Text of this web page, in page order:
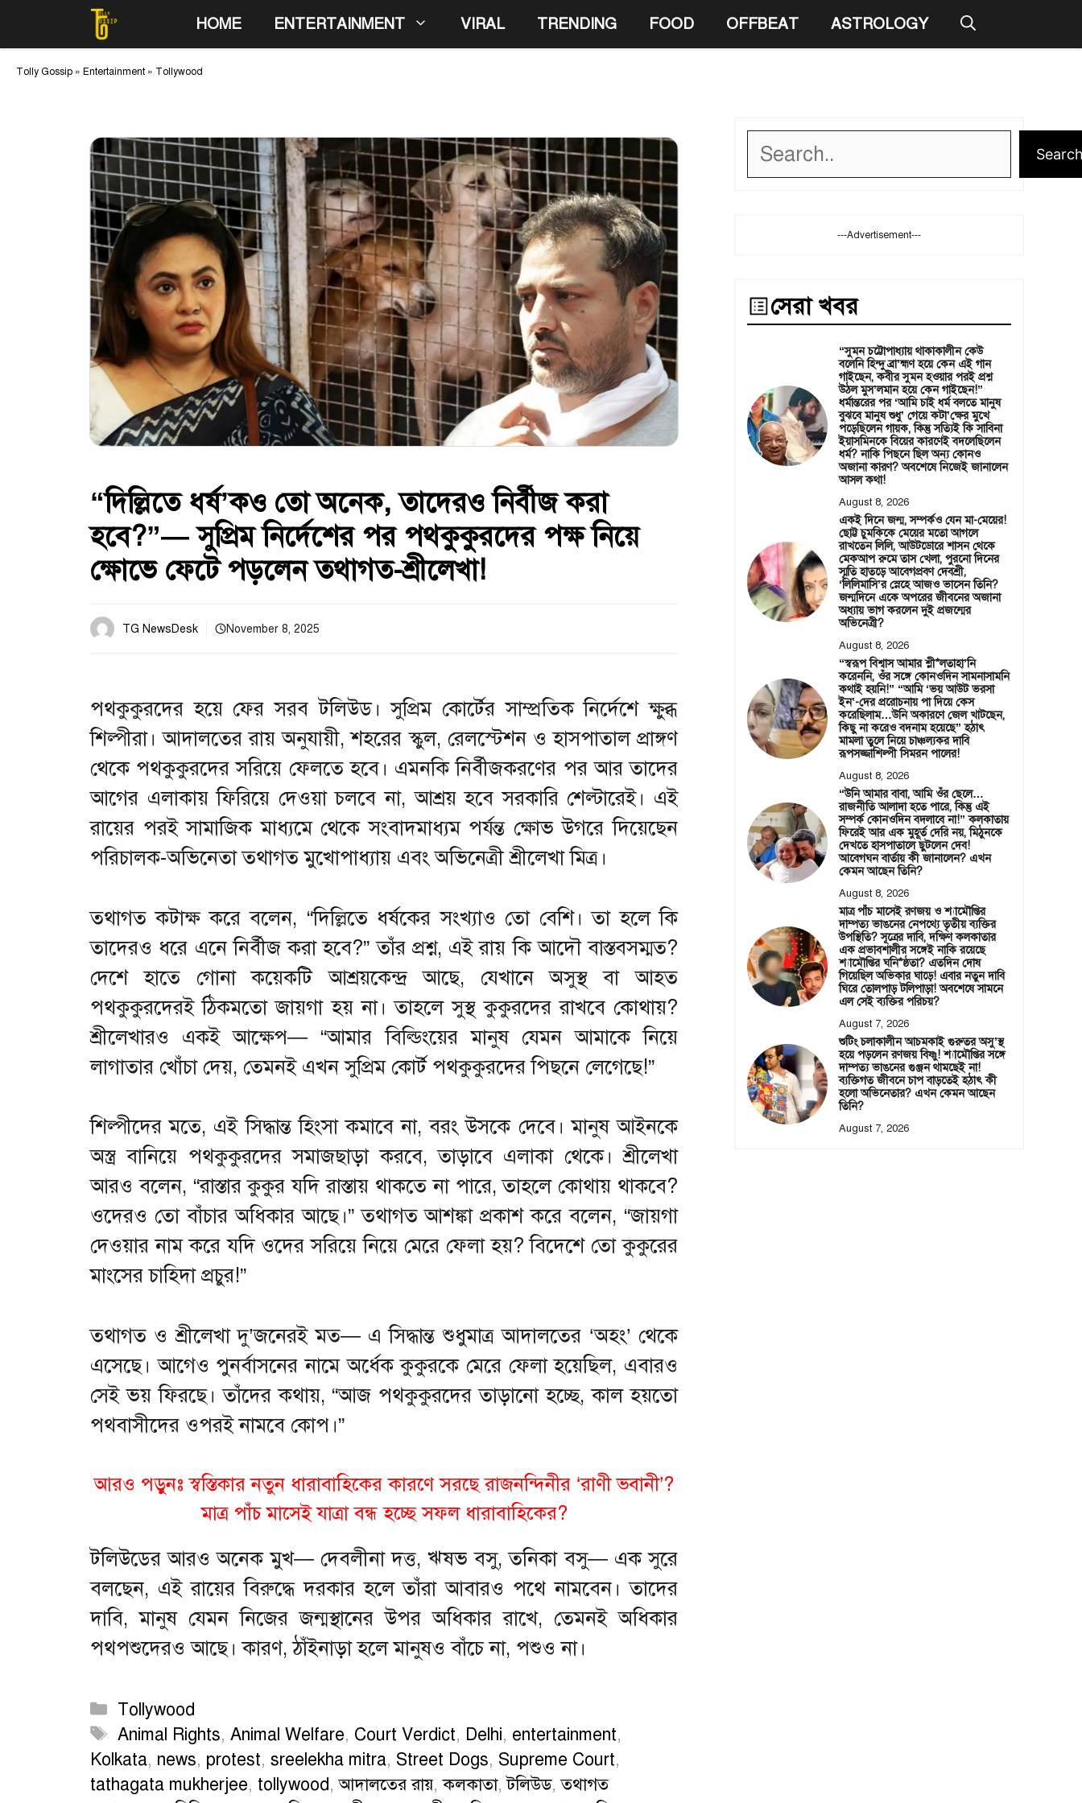
to
content
HOME ENTERTAINMENT VIRAL TRENDING FOOD OFFBEAT ASTROLOGY
Tolly Gossip » Entertainment » Tollywood
“দিল্লিতে ধর্ষ’কও তো অনেক, তাদেরও নির্বীজ করা
হবে?”— সুপ্রিম নির্দেশের পর পথকুকুরদের পক্ষ নিয়ে
ক্ষোভে ফেটে পড়লেন তথাগত-শ্রীলেখা!
TG NewsDesk November 8, 2025
পথকুকুরদের হয়ে ফের সরব টলিউড। সুপ্রিম কোর্টের সাম্প্রতিক নির্দেশে ক্ষুব্ধ
শিল্পীরা। আদালতের রায় অনুযায়ী, শহরের স্কুল, রেলস্টেশন ও হাসপাতাল প্রাঙ্গণ
থেকে পথকুকুরদের সরিয়ে ফেলতে হবে। এমনকি নির্বীজকরণের পর আর তাদের
আগের এলাকায় ফিরিয়ে দেওয়া চলবে না, আশ্রয় হবে সরকারি শেল্টারেই। এই
রায়ের পরই সামাজিক মাধ্যমে থেকে সংবাদমাধ্যম পর্যন্ত ক্ষোভ উগরে দিয়েছেন
পরিচালক-অভিনেতা তথাগত মুখোপাধ্যায় এবং অভিনেত্রী শ্রীলেখা মিত্র।
তথাগত কটাক্ষ করে বলেন, “দিল্লিতে ধর্ষকের সংখ্যাও তো বেশি। তা হলে কি
তাদেরও ধরে এনে নির্বীজ করা হবে?” তাঁর প্রশ্ন, এই রায় কি আদৌ বাস্তবসম্মত?
দেশে হাতে গোনা কয়েকটি আশ্রয়কেন্দ্র আছে, যেখানে অসুস্থ বা আহত
পথকুকুরদেরই ঠিকমতো জায়গা হয় না। তাহলে সুস্থ কুকুরদের রাখবে কোথায়?
শ্রীলেখারও একই আক্ষেপ— “আমার বিল্ডিংয়ের মানুষ যেমন আমাকে নিয়ে
লাগাতার খোঁচা দেয়, তেমনই এখন সুপ্রিম কোর্ট পথকুকুরদের পিছনে লেগেছে!”
শিল্পীদের মতে, এই সিদ্ধান্ত হিংসা কমাবে না, বরং উসকে দেবে। মানুষ আইনকে
অস্ত্র বানিয়ে পথকুকুরদের সমাজছাড়া করবে, তাড়াবে এলাকা থেকে। শ্রীলেখা
আরও বলেন, “রাস্তার কুকুর যদি রাস্তায় থাকতে না পারে, তাহলে কোথায় থাকবে?
ওদেরও তো বাঁচার অধিকার আছে।” তথাগত আশঙ্কা প্রকাশ করে বলেন, “জায়গা
দেওয়ার নাম করে যদি ওদের সরিয়ে নিয়ে মেরে ফেলা হয়? বিদেশে তো কুকুরের
মাংসের চাহিদা প্রচুর!”
তথাগত ও শ্রীলেখা দু’জনেরই মত— এ সিদ্ধান্ত শুধুমাত্র আদালতের ‘অহং’ থেকে
এসেছে। আগেও পুনর্বাসনের নামে অর্ধেক কুকুরকে মেরে ফেলা হয়েছিল, এবারও
সেই ভয় ফিরছে। তাঁদের কথায়, “আজ পথকুকুরদের তাড়ানো হচ্ছে, কাল হয়তো
পথবাসীদের ওপরই নামবে কোপ।”
আরও পড়ুনঃ স্বস্তিকার নতুন ধারাবাহিকের কারণে সরছে রাজনন্দিনীর ‘রাণী ভবানী’?
মাত্র পাঁচ মাসেই যাত্রা বন্ধ হচ্ছে সফল ধারাবাহিকের?
টলিউডের আরও অনেক মুখ— দেবলীনা দত্ত, ঋষভ বসু, তনিকা বসু— এক সুরে
বলছেন, এই রায়ের বিরুদ্ধে দরকার হলে তাঁরা আবারও পথে নামবেন। তাদের
দাবি, মানুষ যেমন নিজের জন্মস্থানের উপর অধিকার রাখে, তেমনই অধিকার
পথপশুদেরও আছে। কারণ, ঠাঁইনাড়া হলে মানুষও বাঁচে না, পশুও না।
Categories
Tollywood
Tags
Animal Rights, Animal Welfare, Court Verdict, Delhi, entertainment,
Kolkata, news, protest, sreelekha mitra, Street Dogs, Supreme Court,
tathagata mukherjee, tollywood,আদালতের রায়,কলকাতা,টলিউড,তথাগত
Search
---Advertisement---
সেরা খবর
“সুমন চট্টোপাধ্যায় থাকাকালীন কেউ
বলেনি হিন্দু ব্রা’হ্মণ হয়ে কেন এই গান
গাইছেন, কবীর সুমন হওয়ার পরই প্রশ্ন
উঠল মুস’লমান হয়ে কেন গাইছেন!”
ধর্মান্তরের পর ‘আমি চাই ধর্ম বলতে মানুষ
বুঝবে মানুষ শুধু’ গেয়ে কটা’ক্ষের মুখে
পড়েছিলেন গায়ক, কিন্তু সত্যিই কি সাবিনা
ইয়াসমিনকে বিয়ের কারণেই বদলেছিলেন
ধর্ম? নাকি পিছনে ছিল অন্য কোনও
অজানা কারণ? অবশেষে নিজেই জানালেন
আসল কথা!
August 8, 2026
একই দিনে জন্ম, সম্পর্কও যেন মা-মেয়ের!
ছোট্ট চুমকিকে মেয়ের মতো আগলে
রাখতেন লিলি, আউটডোরে শাসন থেকে
মেকআপ রুমে তাস খেলা, পুরনো দিনের
স্মৃতি হাতড়ে আবেগপ্রবণ দেবশ্রী,
‘লিলিমাসি’র স্নেহে আজও ভাসেন তিনি?
জন্মদিনে একে অপরের জীবনের অজানা
অধ্যায় ভাগ করলেন দুই প্রজন্মের
অভিনেত্রী?
August 8, 2026
“স্বরূপ বিশ্বাস আমার শ্লী*লতাহা’নি
করেননি, ওঁর সঙ্গে কোনওদিন সামনাসামনি
কথাই হয়নি!” “আমি ‘ভয় আউট ভরসা
ইন’-দের প্ররোচনায় পা দিয়ে কেস
করেছিলাম…উনি অকারণে জেল খাটছেন,
কিছু না করেও বদনাম হয়েছে” হঠাৎ
মামলা তুলে নিয়ে চাঞ্চল্যকর দাবি
রূপসজ্জাশিল্পী সিমরন পালের!
August 8, 2026
“উনি আমার বাবা, আমি ওঁর ছেলে…
রাজনীতি আলাদা হতে পারে, কিন্তু এই
সম্পর্ক কোনওদিন বদলাবে না!” কলকাতায়
ফিরেই আর এক মুহূর্ত দেরি নয়, মিঠুনকে
দেখতে হাসপাতালে ছুটলেন দেব!
আবেগঘন বার্তায় কী জানালেন? এখন
কেমন আছেন তিনি?
August 8, 2026
মাত্র পাঁচ মাসেই রণজয় ও শ্যামৌপ্তির
দাম্পত্য ভাঙনের নেপথ্যে তৃতীয় ব্যক্তির
উপস্থিতি? সূত্রের দাবি, দক্ষিণ কলকাতার
এক প্রভাবশালীর সঙ্গেই নাকি রয়েছে
শ্যামৌপ্তির ঘনি*ষ্ঠতা? এতদিন দোষ
গিয়েছিল অভিকার ঘাড়ে! এবার নতুন দাবি
ঘিরে তোলপাড় টলিপাড়া! অবশেষে সামনে
এল সেই ব্যক্তির পরিচয়?
August 7, 2026
শুটিং চলাকালীন আচমকাই গুরুতর অসু’স্থ
হয়ে পড়লেন রণজয় বিষ্ণু! শ্যামৌপ্তির সঙ্গে
দাম্পত্য ভাঙনের গুঞ্জন থামছেই না!
ব্যক্তিগত জীবনে চাপ বাড়তেই হঠাৎ কী
হলো অভিনেতার? এখন কেমন আছেন
তিনি?
August 7, 2026